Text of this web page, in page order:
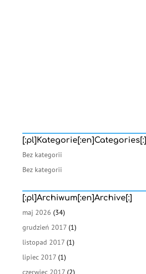
[:pl]Kategorie[:en]Categories[:]
Bez kategorii
Bez kategorii
[:pl]Archiwum[:en]Archive[:]
maj 2026 (34)
grudzień 2017(1)
listopad 2017(1)
lipiec 2017(1)
czerwiec 2017(2)